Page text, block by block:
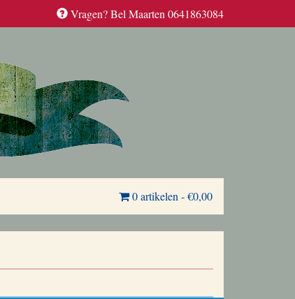
Vragen? Bel Maarten 0641863084
0 artikelen -€0,00